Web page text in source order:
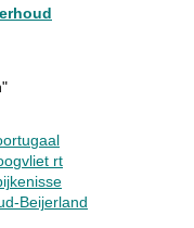
rt
Beijerland